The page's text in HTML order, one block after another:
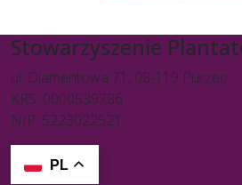
Stowarzyszenie
ul. Diamentowa 71, 08-119 Purzec
KRS: 0000539786
NIP: 5223022521
PL